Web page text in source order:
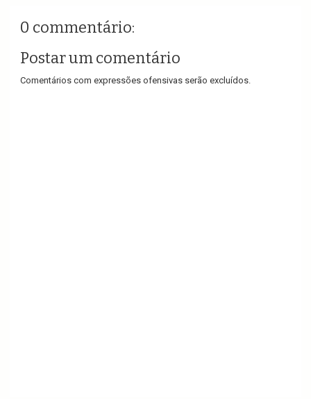
0 commentário:
Postar um comentário
Comentários com expressões ofensivas serão excluídos.